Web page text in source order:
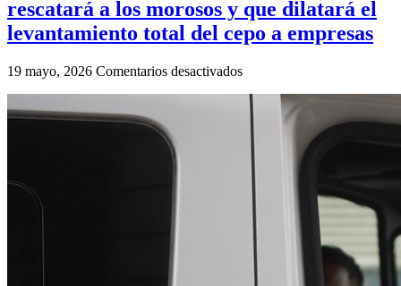
rescatará a los morosos y que dilatará el
levantamiento total del cepo a empresas
19 mayo, 2026 Comentarios desactivadosen
Banco
Central
confirmó
que
no
rescatará
los
morosos
que
dilatará